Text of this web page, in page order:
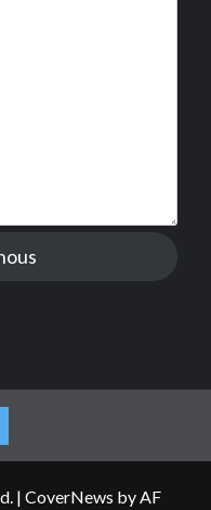
| CoverNews by AF